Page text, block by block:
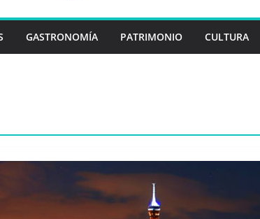
historias: ingredientes que dieron
enterosGASTRONOMÍA PATRIMONIO CULTURA